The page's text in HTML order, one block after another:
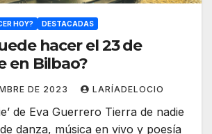
HOY? DESTACADAS
hacer el 23 de
en Bilbao?
DE 2023 LARÍADELOCIO
de Eva Guerrero Tierra de nadie
danza, música en vivo y poesía